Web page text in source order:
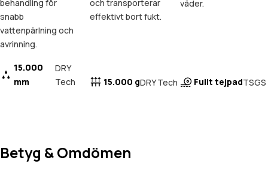
behandling för
snabb
vattenpärlning och
avrinning.
15.000
mm
DRY
Tech
och transporterar
effektivt bort fukt.
15.000 gDRY Tech
väder.
Fullt tejpadTSGS
Betyg & Omdömen